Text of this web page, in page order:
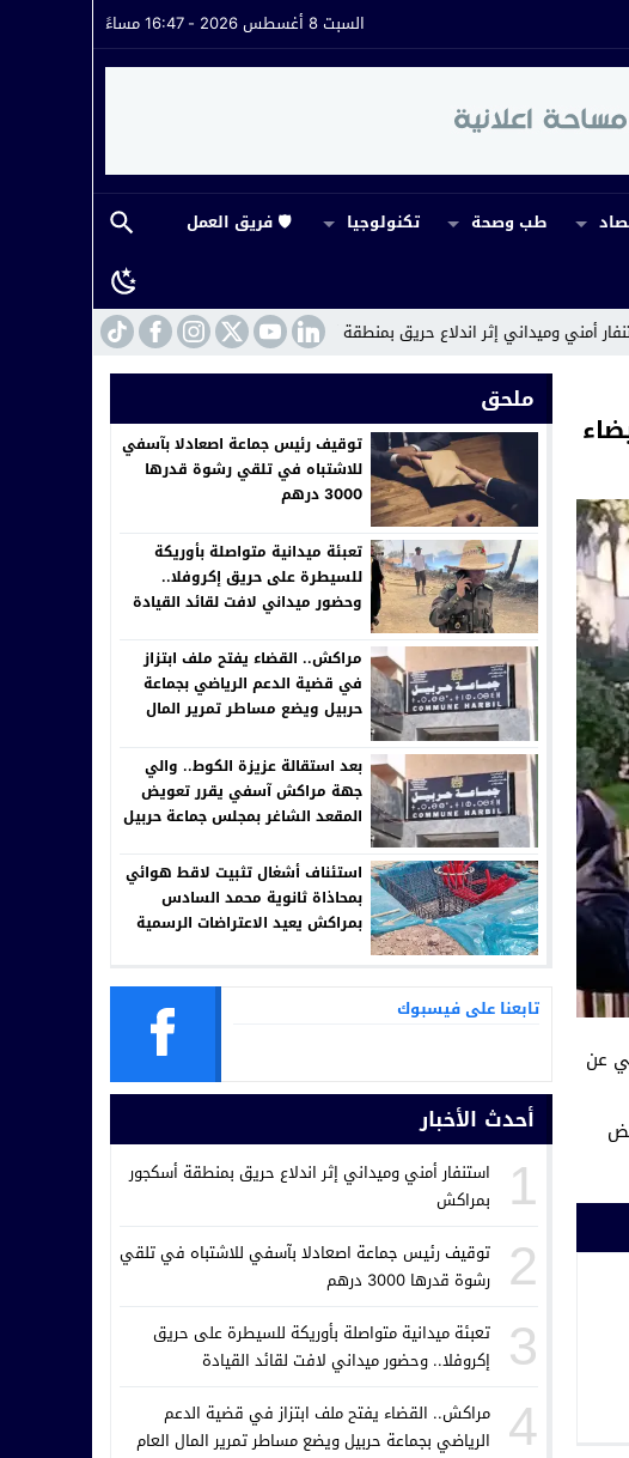
السبت 8 أغسطس 2026 - 16:47 مساءً
طب وصحة تكنولوجيا 🛡️ فريق العمل
إثر اندلاع حريق بمنطقة أسكجور بمراكش 12:13 توقيف رئيس جماعة اصعادلا بآسفي
عن
ملحق
توقيف رئيس جماعة اصعادلا بآسفي
للاشتباه في تلقي رشوة قدرها
3000 درهم
تعبئة ميدانية متواصلة بأوريكة
للسيطرة على حريق إكروفلا..
وحضور ميداني لافت لقائد القيادة
مراكش.. القضاء يفتح ملف ابتزاز
في قضية الدعم الرياضي بجماعة
حربيل ويضع مساطر تمرير المال
بعد استقالة عزيزة الكوط.. والي
جهة مراكش آسفي يقرر تعويض
المقعد الشاغر بمجلس جماعة حربيل
استئناف أشغال تثبيت لاقط هوائي
بمحاذاة ثانوية محمد السادس
بمراكش يعيد الاعتراضات الرسمية
تابعنا على فيسبوك
أحدث الأخبار
1
استنفار أمني وميداني إثر اندلاع حريق بمنطقة أسكجور
بمراكش
2
توقيف رئيس جماعة اصعادلا بآسفي للاشتباه في تلقي
رشوة قدرها 3000 درهم
3
تعبئة ميدانية متواصلة بأوريكة للسيطرة على حريق
إكروفلا.. وحضور ميداني لافت لقائد القيادة
4
مراكش.. القضاء يفتح ملف ابتزاز في قضية الدعم
الرياضي بجماعة حربيل ويضع مساطر تمرير المال العام